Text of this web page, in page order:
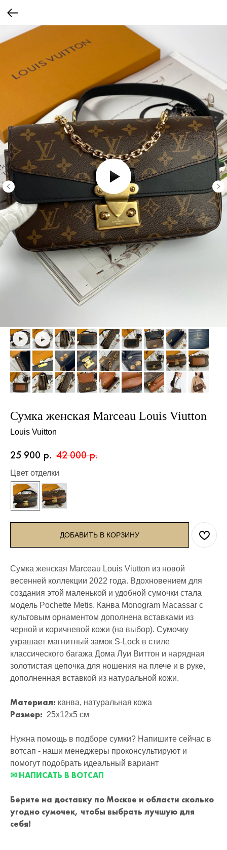
Сумка женская Marceau Louis Viutton
Louis Vuitton
25 900 р. 42 000 р.
Цвет отделки
ДОБАВИТЬ В КОРЗИНУ
Сумка женская Marceau Louis Viutton из новой
весенней коллекции 2022 года. Вдохновением для
создания этой маленькой и удобной сумочки стала
модель Pochette Metis. Канва Monogram Macassar с
культовым орнаментом дополнена вставками из
черной и коричневой кожи (на выбор). Сумочку
украшает магнитный замок S-Lock в стиле
классического багажа Дома Луи Виттон и нарядная
золотистая цепочка для ношения на плече и в руке,
дополненная вставкой из натуральной кожи.
Материал: канва, натуральная кожа
Размер: 25x12x5 см
Нужна помощь в подборе сумки? Напишите сейчас в
вотсап - наши менеджеры проконсультируют и
помогут подобрать идеальный вариант
✉ НАПИСАТЬ В ВОТСАП
Берите на доставку по Москве и области сколько
угодно сумочек, чтобы выбрать лучшую для
себя!